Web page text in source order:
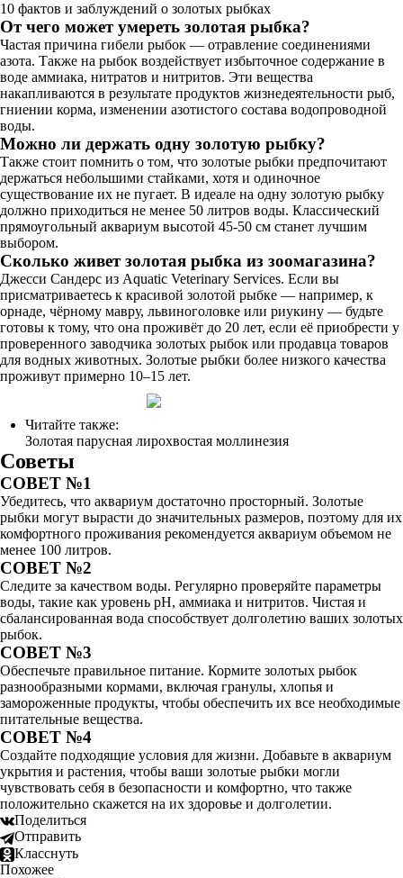
10 фактов и заблуждений о золотых рыбках
От чего может умереть золотая рыбка?
Частая причина гибели рыбок — отравление соединениями
азота. Также на рыбок воздействует избыточное содержание в
воде аммиака, нитратов и нитритов. Эти вещества
накапливаются в результате продуктов жизнедеятельности рыб,
гниении корма, изменении азотистого состава водопроводной
воды.
Можно ли держать одну золотую рыбку?
Также стоит помнить о том, что золотые рыбки предпочитают
держаться небольшими стайками, хотя и одиночное
существование их не пугает. В идеале на одну золотую рыбку
должно приходиться не менее 50 литров воды. Классический
прямоугольный аквариум высотой 45-50 см станет лучшим
выбором.
Сколько живет золотая рыбка из зоомагазина?
Джесси Сандерс из Aquatic Veterinary Services. Если вы
присматриваетесь к красивой золотой рыбке — например, к
орнаде, чёрному мавру, львиноголовке или риукину — будьте
готовы к тому, что она проживёт до 20 лет, если её приобрести у
проверенного заводчика золотых рыбок или продавца товаров
для водных животных. Золотые рыбки более низкого качества
проживут примерно 10–15 лет.
Читайте также:
Золотая парусная лирохвостая моллинезия
Советы
СОВЕТ №1
Убедитесь, что аквариум достаточно просторный. Золотые
рыбки могут вырасти до значительных размеров, поэтому для их
комфортного проживания рекомендуется аквариум объемом не
менее 100 литров.
СОВЕТ №2
Следите за качеством воды. Регулярно проверяйте параметры
воды, такие как уровень pH, аммиака и нитритов. Чистая и
сбалансированная вода способствует долголетию ваших золотых
рыбок.
СОВЕТ №3
Обеспечьте правильное питание. Кормите золотых рыбок
разнообразными кормами, включая гранулы, хлопья и
замороженные продукты, чтобы обеспечить их все необходимые
питательные вещества.
СОВЕТ №4
Создайте подходящие условия для жизни. Добавьте в аквариум
укрытия и растения, чтобы ваши золотые рыбки могли
чувствовать себя в безопасности и комфортно, что также
положительно скажется на их здоровье и долголетии.
Поделиться
Отправить
Класснуть
Похожее